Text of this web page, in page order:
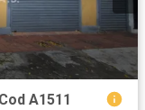
A1511